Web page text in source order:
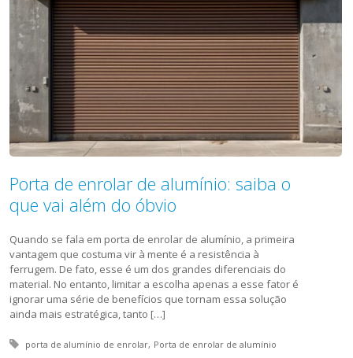
Porta de enrolar de alumínio: saiba o
que vai além do óbvio
Quando se fala em porta de enrolar de alumínio, a primeira
vantagem que costuma vir à mente é a resistência à
ferrugem. De fato, esse é um dos grandes diferenciais do
material. No entanto, limitar a escolha apenas a esse fator é
ignorar uma série de benefícios que tornam essa solução
ainda mais estratégica, tanto […]
Tagged with:
porta de alumínio de enrolar Porta de enrolar de alumínio